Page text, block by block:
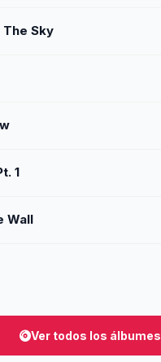
Sky
1
Wall
Ver todos los álbumes